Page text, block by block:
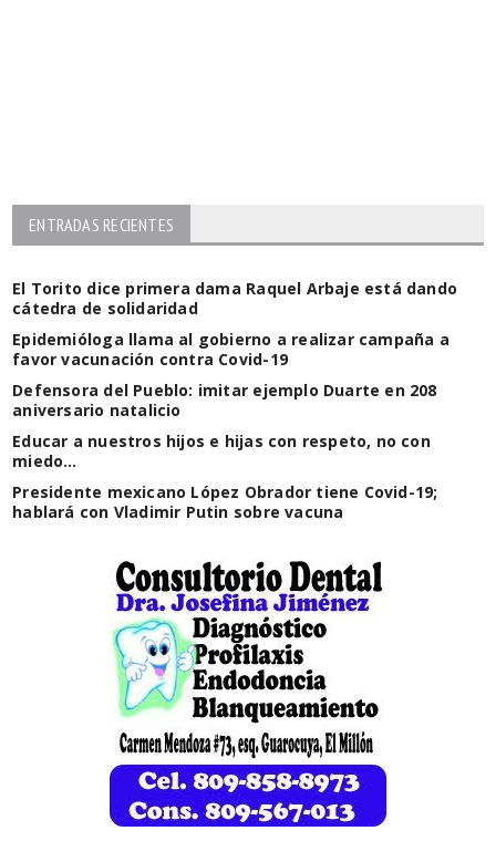
ENTRADAS RECIENTES
El Torito dice primera dama Raquel Arbaje está dando
cátedra de solidaridad
Epidemióloga llama al gobierno a realizar campaña a
favor vacunación contra Covid-19
Defensora del Pueblo: imitar ejemplo Duarte en 208
aniversario natalicio
Educar a nuestros hijos e hijas con respeto, no con
miedo…
Presidente mexicano López Obrador tiene Covid-19;
hablará con Vladimir Putin sobre vacuna